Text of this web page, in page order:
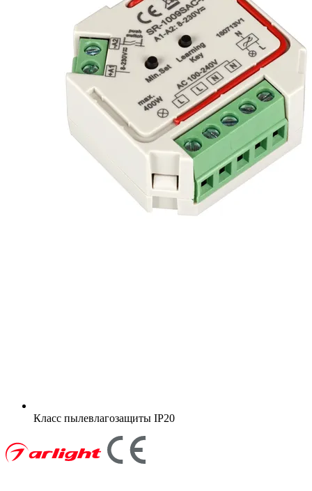
Класс пылевлагозащиты IP20